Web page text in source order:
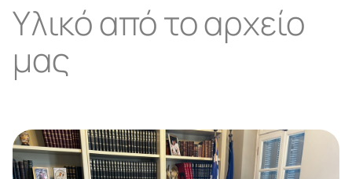
Υλικό από το αρχείο
μας